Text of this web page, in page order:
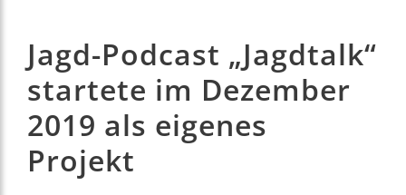
Jagd-Podcast „Jagdtalk“
startete im Dezember
2019 als eigenes
Projekt